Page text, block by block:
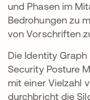
und Phasen im
Bedrohungen zu
von Vorschriften
Die Identity
Security Posture
mit einer Vielzahl
durchbricht die